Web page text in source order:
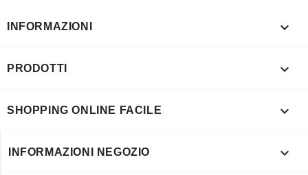
INFORMAZIONI 
PRODOTTI 
SHOPPING ONLINE FACILE 
INFORMAZIONI NEGOZIO 